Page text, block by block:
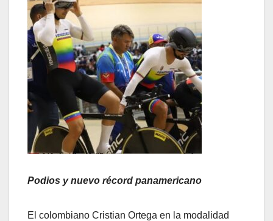
Podios y nuevo récord panamericano
El colombiano Cristian Ortega en la modalidad